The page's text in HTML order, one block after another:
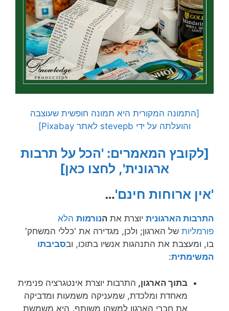
[התמונה המקורית היא תמונה חופשית שעוצבה
והועלתה על ידי stevepb לאתר Pixabay]
[לקובץ המאמרים: 'הכל על תרבות
ארגונית', לחצו כאן]
'אין ארוחות חינם'…
התרבות הארגונית יוצרת את הנורמות הלא
פורמליות של הארגון; ולכן, מגדירה את 'כללי המשחק'
בו, ומעצבת את התנהגות אנשיו בתוכו, ובסביבתו
המשימתית:
בתוך הארגון, התרבות יוצרת אינטגרציה פנימית
מאחדת ומלכדת, שמעניקה משמעות ומדביקה
את חברי הארגון למשהו משותף. היא משמשת